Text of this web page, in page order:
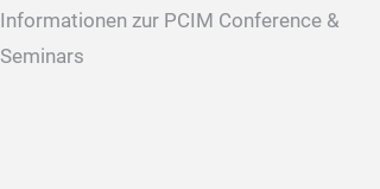
Informationen zur PCIM Conference &
Seminars